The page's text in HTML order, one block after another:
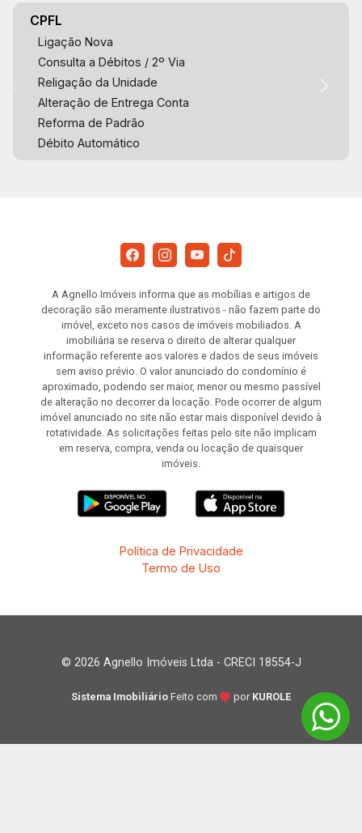
CPFL
Ligação Nova
Consulta a Débitos / 2º Via
Religação da Unidade
Alteração de Entrega Conta
Reforma de Padrão
Débito Automático
A Agnello Imóveis informa que as mobílias e artigos de
decoração são meramente ilustrativos - não fazem parte do
imóvel, exceto nos casos de imóveis mobiliados. A
imobiliária se reserva o direito de alterar qualquer
informação referente aos valores e dados de seus imóveis
sem aviso prévio. O valor anunciado do condomínio é
aproximado, podendo ser maior, menor ou mesmo passível
de alteração no decorrer da locação. Pode ocorrer de algum
imóvel anunciado no site não estar mais disponível devido à
rotatividade. As solicitações feitas pelo site não implicam
em reserva, compra, venda ou locação de quaisquer
imóveis.
Política de Privacidade
Termo de Uso
© 2026 Agnello Imóveis Ltda - CRECI 18554-J
Sistema Imobiliário Feito com por KUROLE